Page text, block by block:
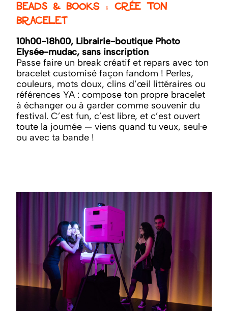
Beads & Books : crée ton
bracelet
10h00-18h00, Librairie-boutique Photo
Elysée-mudac, sans inscription
Passe faire un break créatif et repars avec ton
bracelet customisé façon fandom ! Perles,
couleurs, mots doux, clins d’œil littéraires ou
références YA : compose ton propre bracelet
à échanger ou à garder comme souvenir du
festival. C’est fun, c’est libre, et c’est ouvert
toute la journée — viens quand tu veux, seul·e
ou avec ta bande !